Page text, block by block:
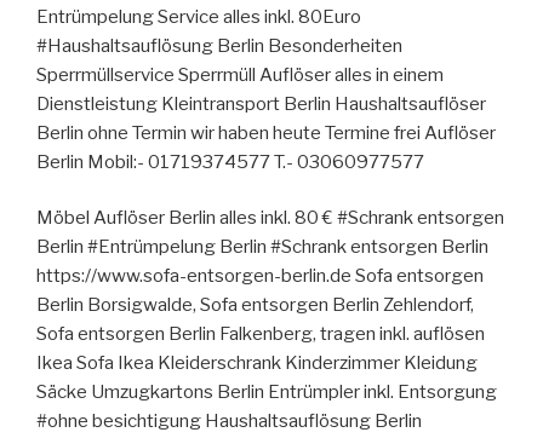
Entrümpelung Service alles inkl. 80Euro
#Haushaltsauflösung Berlin Besonderheiten
Sperrmüllservice Sperrmüll Auflöser alles in einem
Dienstleistung Kleintransport Berlin Haushaltsauflöser
Berlin ohne Termin wir haben heute Termine frei Auflöser
Berlin Mobil:- 01719374577 T.- 03060977577
Möbel Auflöser Berlin alles inkl. 80 € #Schrank entsorgen
Berlin #Entrümpelung Berlin #Schrank entsorgen Berlin
https://www.sofa-entsorgen-berlin.de Sofa entsorgen
Berlin Borsigwalde, Sofa entsorgen Berlin Zehlendorf,
Sofa entsorgen Berlin Falkenberg, tragen inkl. auflösen
Ikea Sofa Ikea Kleiderschrank Kinderzimmer Kleidung
Säcke Umzugkartons Berlin Entrümpler inkl. Entsorgung
#ohne besichtigung Haushaltsauflösung Berlin